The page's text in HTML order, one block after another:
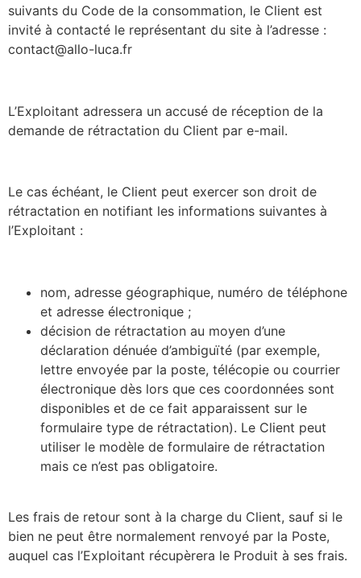
suivants du Code de la consommation, le Client est
invité à contacté le représentant du site à l’adresse :
contact@allo-luca.fr
L’Exploitant adressera un accusé de réception de la
demande de rétractation du Client par e-mail.
Le cas échéant, le Client peut exercer son droit de
rétractation en notifiant les informations suivantes à
l’Exploitant :
nom, adresse géographique, numéro de téléphone
et adresse électronique ;
décision de rétractation au moyen d’une
déclaration dénuée d’ambiguïté (par exemple,
lettre envoyée par la poste, télécopie ou courrier
électronique dès lors que ces coordonnées sont
disponibles et de ce fait apparaissent sur le
formulaire type de rétractation). Le Client peut
utiliser le modèle de formulaire de rétractation
mais ce n’est pas obligatoire.
Les frais de retour sont à la charge du Client, sauf si le
bien ne peut être normalement renvoyé par la Poste,
auquel cas l’Exploitant récupèrera le Produit à ses frais.